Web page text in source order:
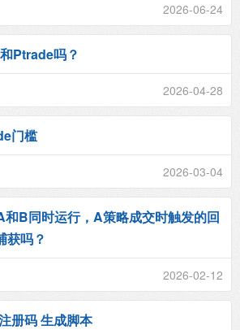
2026-06-24
Ptrade吗？
2026-04-28
门槛
2026-03-04
B同时运行，A策略成交时触发的回
获吗？
2026-02-12
册码 生成脚本